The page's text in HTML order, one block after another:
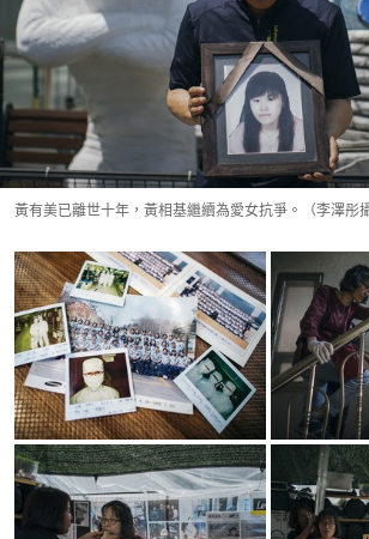
黃有美已離世十年，黃相基繼續為愛女抗爭。（李澤彤攝